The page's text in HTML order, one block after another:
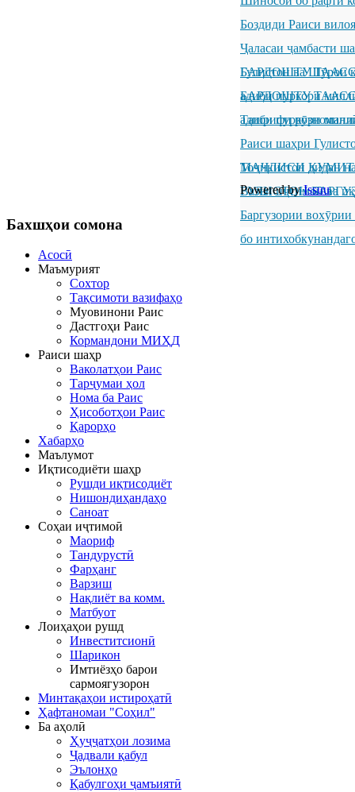
Боздиди Раиси
Ҷаласаи ҷамбасти
Гулистон ва Шӯрои
БАРДОШТУ
адиби пуркори
БАРДОШТУ
адиби пуркори
Ташрифи
Раиси шаҳри
Тоҷикистон дидан
МАҶЛИСИ
ГУЛИСТОН
Вазъи иҷтимоӣ ва
Баргузории
бо
Powered byIssuu
Бахшҳои сомона
Асосӣ
Маъмурият
Сохтор
Тақсимоти вазифаҳо
Муовинони Раис
Дастгоҳи Раис
Кормандони МИҲД
Раиси шаҳр
Ваколатҳои Раис
Тарҷумаи ҳол
Нома ба Раис
Ҳисоботҳои Раис
Қарорҳо
Хабарҳо
Маълумот
Иқтисодиёти шаҳр
Рушди иқтисодиёт
Нишондиҳандаҳо
Саноат
Соҳаи иҷтимоӣ
Маориф
Тандурустӣ
Фарҳанг
Варзиш
Нақлиёт ва комм.
Матбуот
Лоиҳаҳои рушд
Инвеститсионӣ
Шарикон
Имтиёзҳо барои
сармоягузорон
Минтақаҳои истироҳатӣ
Ҳафтаномаи "Соҳил"
Ба аҳолӣ
Ҳуҷҷатҳои лозима
Ҷадвали қабул
Эълонҳо
Қабулгоҳи ҷамъиятӣ